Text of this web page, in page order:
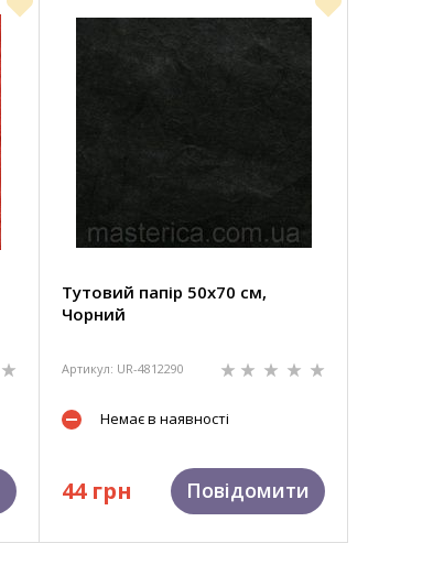
Тутовий папір 50х70 см,
Чорний
Артикул: UR-4812290
Немає в наявності
44 грн Повідомити